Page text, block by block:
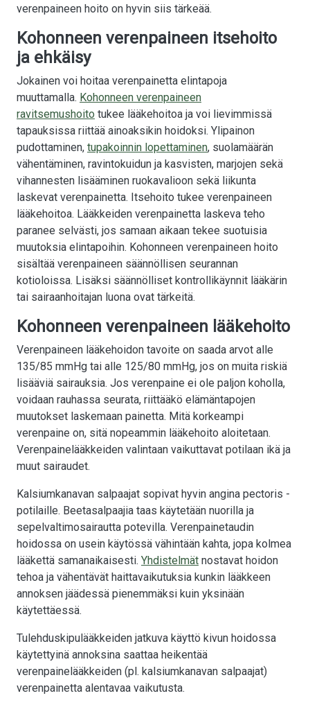
verenpaineen hoito on hyvin siis tärkeää.
Kohonneen verenpaineen itsehoito
ja ehkäisy
Jokainen voi hoitaa verenpainetta elintapoja
muuttamalla. Kohonneen verenpaineen
ravitsemushoito tukee lääkehoitoa ja voi lievimmissä
tapauksissa riittää ainoaksikin hoidoksi. Ylipainon
pudottaminen, tupakoinnin lopettaminen, suolamäärän
vähentäminen, ravintokuidun ja kasvisten, marjojen sekä
vihannesten lisääminen ruokavalioon sekä liikunta
laskevat verenpainetta. Itsehoito tukee verenpaineen
lääkehoitoa. Lääkkeiden verenpainetta laskeva teho
paranee selvästi, jos samaan aikaan tekee suotuisia
muutoksia elintapoihin. Kohonneen verenpaineen hoito
sisältää verenpaineen säännöllisen seurannan
kotioloissa. Lisäksi säännölliset kontrollikäynnit lääkärin
tai sairaanhoitajan luona ovat tärkeitä.
Kohonneen verenpaineen lääkehoito
Verenpaineen lääkehoidon tavoite on saada arvot alle
135/85 mmHg tai alle 125/80 mmHg, jos on muita riskiä
lisääviä sairauksia. Jos verenpaine ei ole paljon koholla,
voidaan rauhassa seurata, riittääkö elämäntapojen
muutokset laskemaan painetta. Mitä korkeampi
verenpaine on, sitä nopeammin lääkehoito aloitetaan.
Verenpainelääkkeiden valintaan vaikuttavat potilaan ikä ja
muut sairaudet.
Kalsiumkanavan salpaajat sopivat hyvin angina pectoris -
potilaille. Beetasalpaajia taas käytetään nuorilla ja
sepelvaltimosairautta potevilla. Verenpainetaudin
hoidossa on usein käytössä vähintään kahta, jopa kolmea
lääkettä samanaikaisesti. Yhdistelmät nostavat hoidon
tehoa ja vähentävät haittavaikutuksia kunkin lääkkeen
annoksen jäädessä pienemmäksi kuin yksinään
käytettäessä.
Tulehduskipulääkkeiden jatkuva käyttö kivun hoidossa
käytettyinä annoksina saattaa heikentää
verenpainelääkkeiden (pl. kalsiumkanavan salpaajat)
verenpainetta alentavaa vaikutusta.